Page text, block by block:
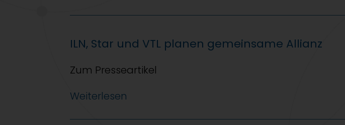
ILN, Star und VTL planen gemeinsame Allianz
Zum Presseartikel
Weiterlesen